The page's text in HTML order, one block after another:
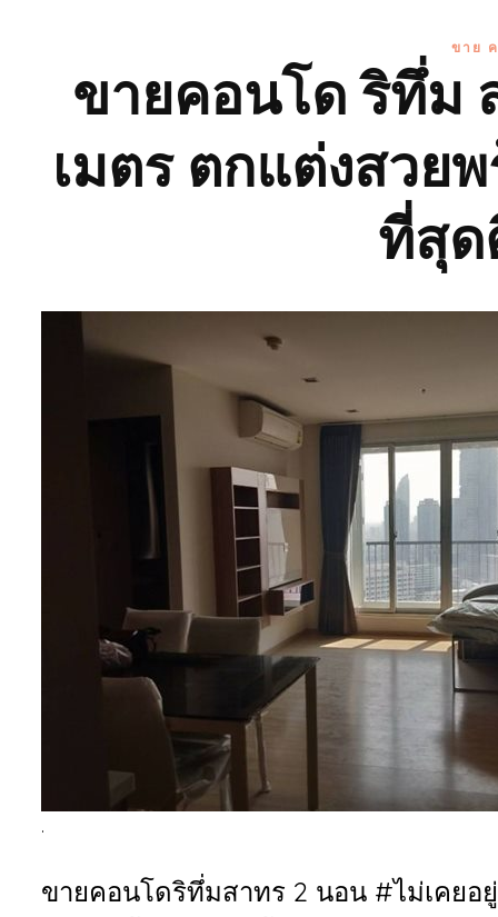
ขาย
ขายคอนโด ริทึ่ม
เมตร ตกแต่งสวย
ที่สุด
.
ขายคอนโดริทึ่มสาทร 2 นอน #ไม่เคย